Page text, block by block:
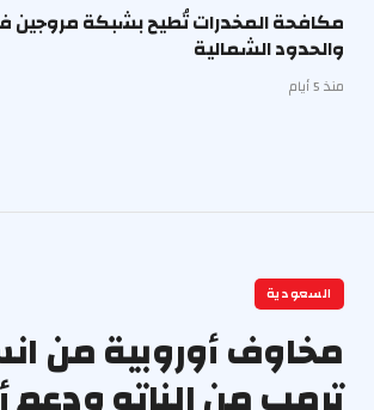
مكافحة المخدرات تُطيح بشبكة مروجين
والحدود الشمالية
منذ 5 أيام
السعودية
مخاوف أوروبية من